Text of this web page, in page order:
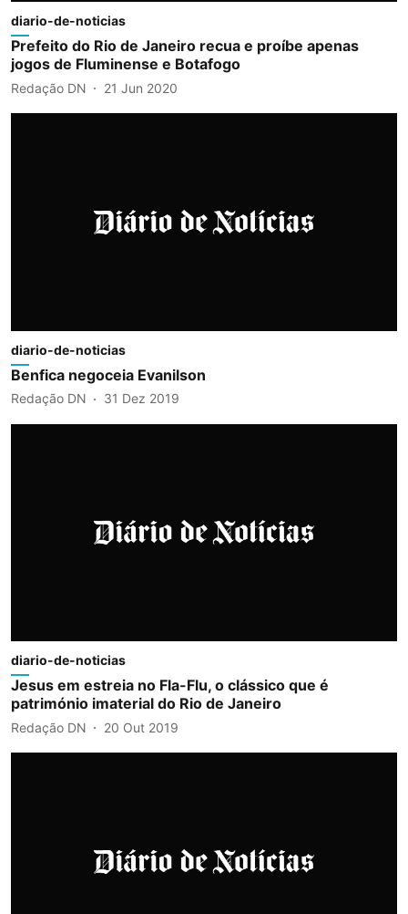
diario-de-noticias
Prefeito do Rio de Janeiro recua e proíbe apenas
jogos de Fluminense e Botafogo
Redação DN 21 Jun 2020
diario-de-noticias
Benfica negoceia Evanilson
Redação DN 31 Dez 2019
diario-de-noticias
Jesus em estreia no Fla-Flu, o clássico que é
património imaterial do Rio de Janeiro
Redação DN 20 Out 2019